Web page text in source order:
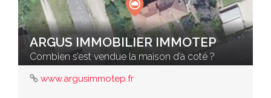
ARGUS IMMOBILIER IMMOTEP
Combien s’est vendue la maison d’à coté ?
www.argusimmotep.fr